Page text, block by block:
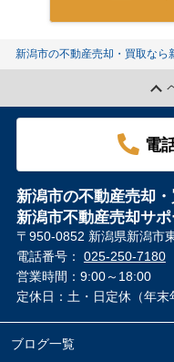
新潟市の不動産売却・買取なら
電
新潟市の不動産売却
新潟市不動産売却サ
〒950-0852 新潟県新潟市
電話番号： 025-250-7180
営業時間：9:00～18:00
定休日：土・日定休（年末
ブログ一覧